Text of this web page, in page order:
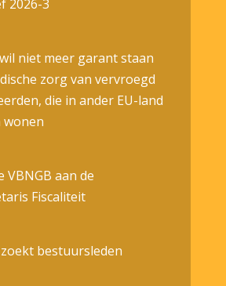
2026-3
niet meer garant staan
zorg van vervroegd
die in ander EU-land
wonen
VBNGB aan de
Fiscaliteit
zoekt bestuursleden